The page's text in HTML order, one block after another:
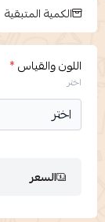
الكمية المتبقية
اللون والقياس*
اختر
السعر